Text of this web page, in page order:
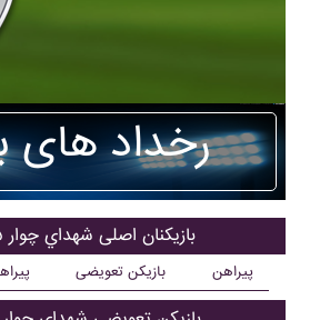
رخداد های
بازیکنان اصلی شهداي چوار ۶۵ ايلام
بازیکن تعویضی پیراهن